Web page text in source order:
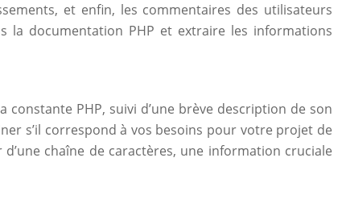
et enfin, les commentaires des utilisateurs
la documentation PHP et extraire les informations
PHP, suivi d’une brève description de son
s’il correspond à vos besoins pour votre projet de
chaîne de caractères, une information cruciale